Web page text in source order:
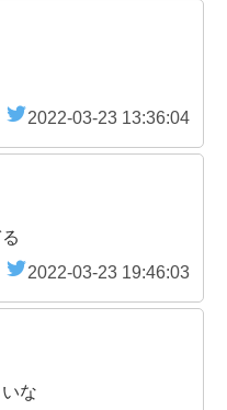
2022-03-23 13:36:04
2022-03-23 19:46:03
な